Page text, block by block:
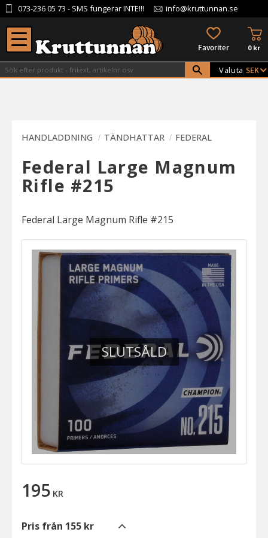
Meny
073-236 05 73 - SMS fungerar INTE!!! info@kruttunnan.se
FAVORITER 0kr
Valuta
HANDLADDNING TÄNDHATTAR FEDERAL
Federal Large Magnum
Rifle #215
Federal Large Magnum Rifle #215
SLUTSÅLD
195 KR
Pris från 155 kr